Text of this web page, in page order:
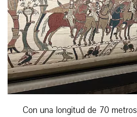
Con una longitud de 70